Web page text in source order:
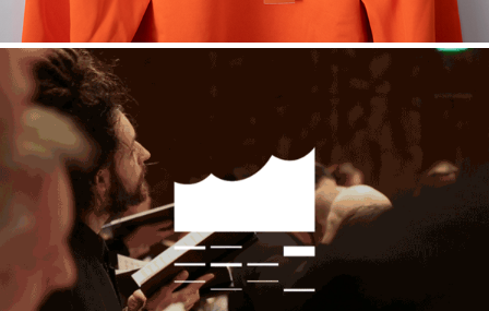
Elbphilharmonie
2018